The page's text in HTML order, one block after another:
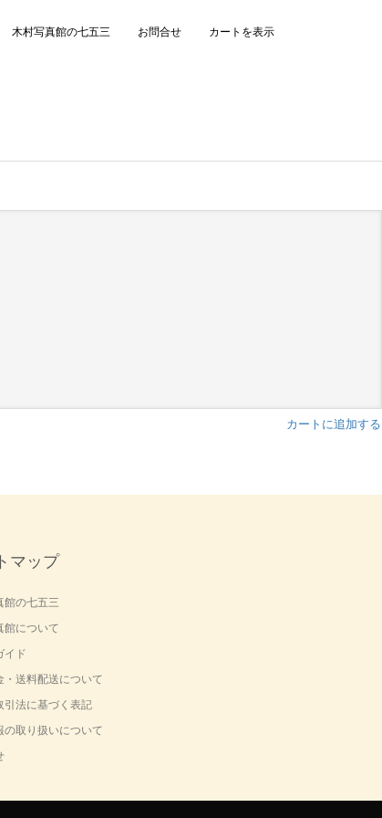
木村写真館の七五三 お問合せ カートを表示
カートに追加する
マップ
館の七五三
館について
イド
・送料配送について
引法に基づく表記
の取り扱いについて